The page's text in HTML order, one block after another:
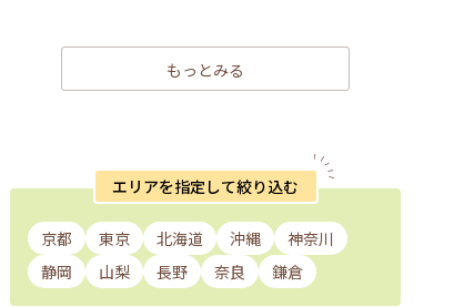
もっとみる
エリアを指定して絞り込む
京都 東京 北海道 沖縄
神奈川
静岡
山梨 長野 奈良 鎌倉